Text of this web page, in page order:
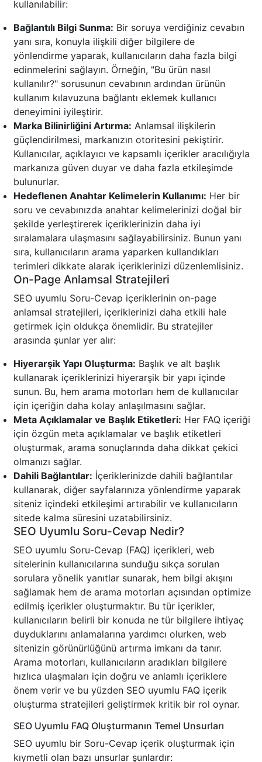
kullanılabilir:
Bağlantılı Bilgi Sunma: Bir soruya verdiğiniz cevabın
yanı sıra, konuyla ilişkili diğer bilgilere de
yönlendirme yaparak, kullanıcıların daha fazla bilgi
edinmelerini sağlayın. Örneğin, "Bu ürün nasıl
kullanılır?" sorusunun cevabının ardından ürünün
kullanım kılavuzuna bağlantı eklemek kullanıcı
deneyimini iyileştirir.
Marka Bilinirliğini Artırma: Anlamsal ilişkilerin
güçlendirilmesi, markanızın otoritesini pekiştirir.
Kullanıcılar, açıklayıcı ve kapsamlı içerikler aracılığıyla
markanıza güven duyar ve daha fazla etkileşimde
bulunurlar.
Hedeflenen Anahtar Kelimelerin Kullanımı: Her bir
soru ve cevabınızda anahtar kelimelerinizi doğal bir
şekilde yerleştirerek içeriklerinizin daha iyi
sıralamalara ulaşmasını sağlayabilirsiniz. Bunun yanı
sıra, kullanıcıların arama yaparken kullandıkları
terimleri dikkate alarak içeriklerinizi düzenlemlisiniz.
On-Page Anlamsal Stratejileri
SEO uyumlu Soru-Cevap içeriklerinin on-page
anlamsal stratejileri, içeriklerinizi daha etkili hale
getirmek için oldukça önemlidir. Bu stratejiler
arasında şunlar yer alır:
Hiyerarşik Yapı Oluşturma: Başlık ve alt başlık
kullanarak içeriklerinizi hiyerarşik bir yapı içinde
sunun. Bu, hem arama motorları hem de kullanıcılar
için içeriğin daha kolay anlaşılmasını sağlar.
Meta Açıklamalar ve Başlık Etiketleri: Her FAQ içeriği
için özgün meta açıklamalar ve başlık etiketleri
oluşturmak, arama sonuçlarında daha dikkat çekici
olmanızı sağlar.
Dahili Bağlantılar: İçeriklerinizde dahili bağlantılar
kullanarak, diğer sayfalarınıza yönlendirme yaparak
siteniz içindeki etkileşimi artırabilir ve kullanıcıların
sitede kalma süresini uzatabilirsiniz.
SEO Uyumlu Soru-Cevap Nedir?
SEO uyumlu Soru-Cevap (FAQ) içerikleri, web
sitelerinin kullanıcılarına sunduğu sıkça sorulan
sorulara yönelik yanıtlar sunarak, hem bilgi akışını
sağlamak hem de arama motorları açısından optimize
edilmiş içerikler oluşturmaktır. Bu tür içerikler,
kullanıcıların belirli bir konuda ne tür bilgilere ihtiyaç
duyduklarını anlamalarına yardımcı olurken, web
sitenizin görünürlüğünü artırma imkanı da tanır.
Arama motorları, kullanıcıların aradıkları bilgilere
hızlıca ulaşmaları için doğru ve anlamlı içeriklere
önem verir ve bu yüzden SEO uyumlu FAQ içerik
oluşturma stratejileri geliştirmek kritik bir rol oynar.
SEO Uyumlu FAQ Oluşturmanın Temel Unsurları
SEO uyumlu bir Soru-Cevap içerik oluşturmak için
kıymetli olan bazı unsurlar şunlardır: